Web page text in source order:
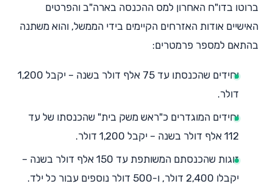
ברוטו בדו"ח האחרון למס ההכנסה בארה"ב והפרטים
האישיים אודות האזרחים הקיימים בידי הממשל, והוא משתנה
בהתאם למספר פרמטרים:
יחידים שהכנסתו עד 75 אלף דולר בשנה – יקבל 1,200
דולר.
יחידים המוגדרים כ"ראש משק בית" שהכנסתו של עד
112 אלף דולר בשנה – יקבל 1,200 דולר.
זוגות שהכנסתם המשותפת עד 150 אלף דולר בשנה –
יקבלו 2,400 דולר, ו-500 דולר נוספים עבור כל ילד.